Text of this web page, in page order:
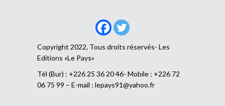
Copyright 2022, Tous droits réservés- Les
Editions «Le Pays»
Tél (Bur) : +226 25 36 20 46- Mobile : +226 72
06 75 99 – E-mail : lepays91@yahoo.fr